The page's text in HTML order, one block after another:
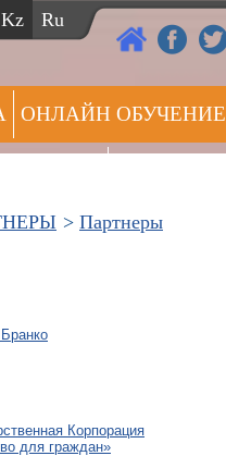
kz ru
ОНЛАЙН ОБУЧЕНИЕ
> Партнеры
Корпорация
для граждан»